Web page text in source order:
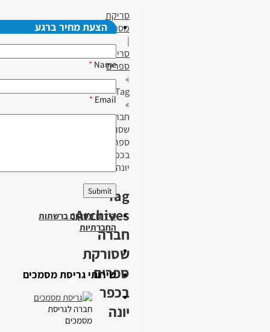
סריקת
מסמכים
|
סריקת
ספרים
»
Tag
»
חברה
שסורקת
ספרים
בכפר
יונה
Tag
Archives:
חברה
שסורקת
ספרים
בכפר
יונה
הצעת מחיר ברגע
Name
*
Email
*
קידום עסקים ברשתות
החברתיות
שירותי גריסת מסמכים
חברה לגריסת
מסמכים